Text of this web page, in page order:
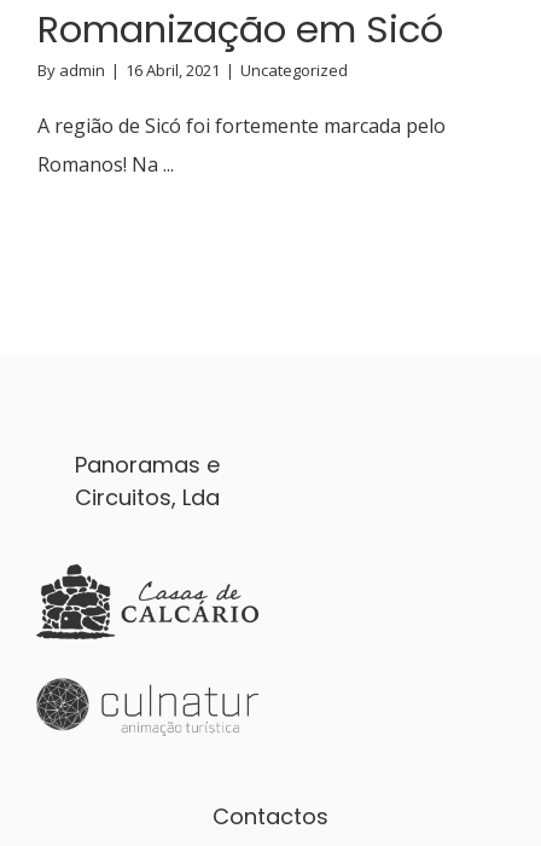
Romanização em Sicó
By admin | 16 Abril, 2021 | Uncategorized
A região de Sicó foi fortemente marcada pelo
Romanos! Na ...
Panoramas e
Circuitos, Lda
Contactos